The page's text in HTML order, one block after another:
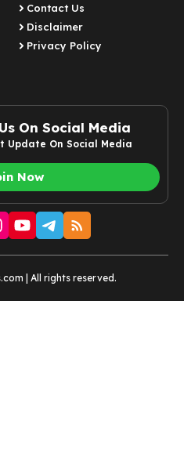
Contact Us
Disclaimer
Privacy Policy
On Social Media
Update On Social Media
Now
| All rights reserved.